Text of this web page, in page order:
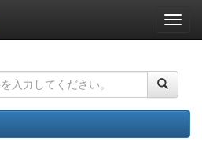
ナ
ビ
ー
ョ
ン